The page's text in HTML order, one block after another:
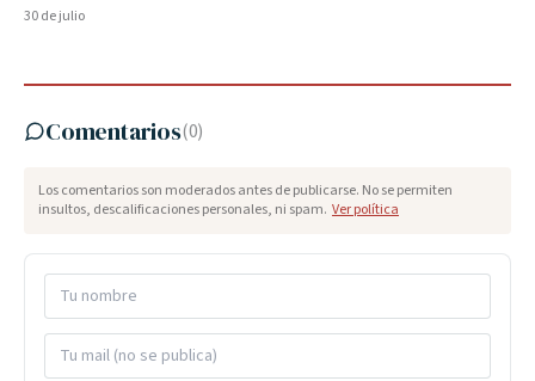
30 de julio
Comentarios(0)
Los comentarios son moderados antes de publicarse. No se permiten
insultos, descalificaciones personales, ni spam. Ver política